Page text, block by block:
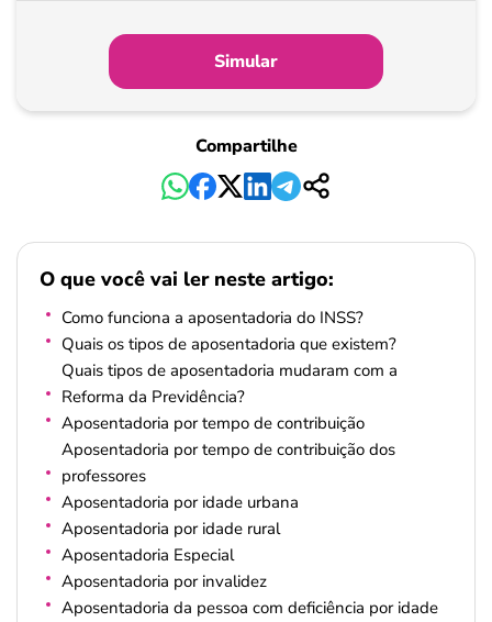
Pagamento
Simular
Compartilhe
O que você vai ler neste artigo:
Como funciona a aposentadoria do INSS?
Quais os tipos de aposentadoria que existem?
Quais tipos de aposentadoria mudaram com a
Reforma da Previdência?
Aposentadoria por tempo de contribuição
Aposentadoria por tempo de contribuição dos
professores
Aposentadoria por idade urbana
Aposentadoria por idade rural
Aposentadoria Especial
Aposentadoria por invalidez
Aposentadoria da pessoa com deficiência por idade